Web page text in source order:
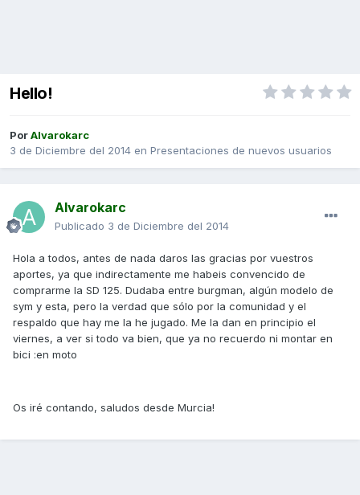
Hello!
PorAlvarokarc
3 de Diciembre del 2014 en Presentaciones de nuevos usuarios
Alvarokarc
Publicado 3 de Diciembre del 2014
Hola a todos, antes de nada daros las gracias por vuestros
aportes, ya que indirectamente me habeis convencido de
comprarme la SD 125. Dudaba entre burgman, algún modelo de
sym y esta, pero la verdad que sólo por la comunidad y el
respaldo que hay me la he jugado. Me la dan en principio el
viernes, a ver si todo va bien, que ya no recuerdo ni montar en
bici :en moto
Os iré contando, saludos desde Murcia!